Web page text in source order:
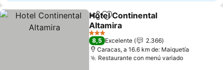
CompartirAgregar a favoritos
Hotel Continental
Altamira
Ver precios
3 Estrellas
8,5 Excelente
2.366
Caracas, a 16.6 km de: Maiquetía
Restaurante con menú variadoVer